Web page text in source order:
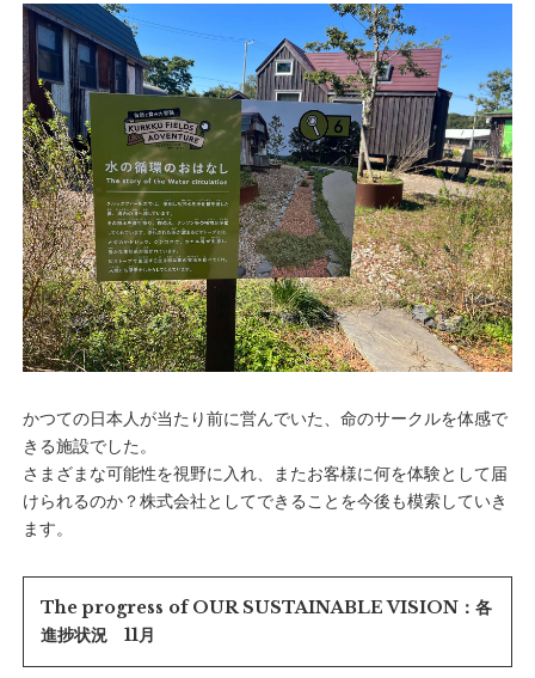
かつての日本人が当たり前に営んでいた、命のサークルを体感で
きる施設でした。
さまざまな可能性を視野に入れ、またお客様に何を体験として届
けられるのか？株式会社としてできることを今後も模索していき
ます。
The progress of OUR SUSTAINABLE VISION：各
進捗状況 11月